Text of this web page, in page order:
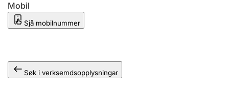
Mobil
Sjå mobilnummer
Søk i verksemdsopplysningar